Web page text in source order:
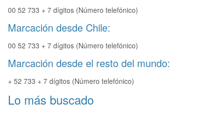
00 52 733 + 7 dígitos (Número telefónico)
Marcación desde Chile:
00 52 733 + 7 dígitos (Número telefónico)
Marcación desde el resto del mundo:
+ 52 733 + 7 dígitos (Número telefónico)
Lo más buscado